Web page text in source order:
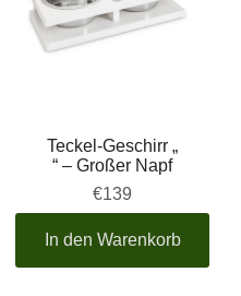
Teckel-Geschirr „
“ – Großer Napf
€139
In den Warenkorb